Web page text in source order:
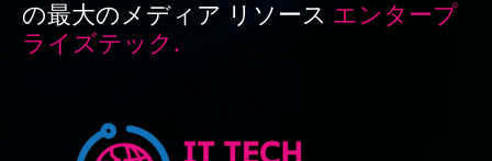
の最大のメディア リソース エンタープ
ライズテック.